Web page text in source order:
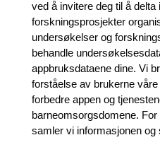
ved å invitere deg til å
forskningsprosjekter
undersøkelser og
behandle
appbruksdataene dine. Vi
forståelse av brukerne
forbedre appen og
barneomsorgsdomene.
samler vi informasjonen og